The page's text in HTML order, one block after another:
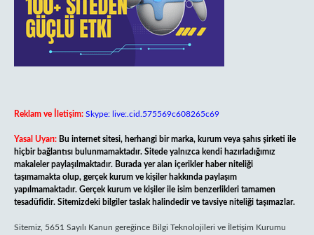
Reklam ve İletişim: Skype: live:.cid.575569c608265c69
Yasal Uyarı: Bu internet sitesi, herhangi bir marka, kurum veya şahıs şirketi ile
hiçbir bağlantısı bulunmamaktadır. Sitede yalnızca kendi hazırladığımız
makaleler paylaşılmaktadır. Burada yer alan içerikler haber niteliği
taşımamakta olup, gerçek kurum ve kişiler hakkında paylaşım
yapılmamaktadır. Gerçek kurum ve kişiler ile isim benzerlikleri tamamen
tesadüfidir. Sitemizdeki bilgiler taslak halindedir ve tavsiye niteliği taşımazlar.
Sitemiz, 5651 Sayılı Kanun gereğince Bilgi Teknolojileri ve İletişim Kurumu